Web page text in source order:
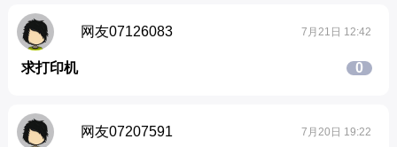
网友07126083 7月21日 12:42
求打印机 0
网友07207591 7月20日 19:22